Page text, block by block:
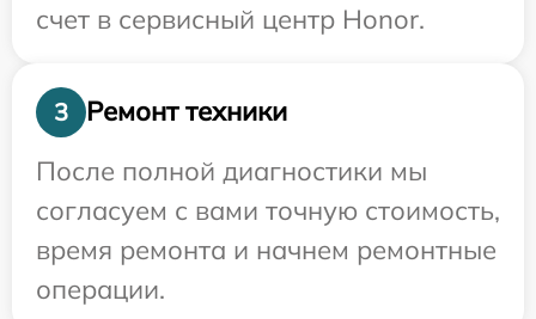
счет в сервисный центр Honor.
3
Ремонт техники
После полной диагностики мы
согласуем с вами точную стоимость,
время ремонта и начнем ремонтные
операции.